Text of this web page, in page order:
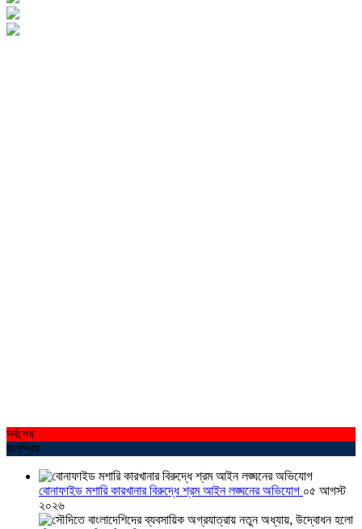
সর্বশেষ
জনপ্রিয়
বোনাফাইড মশারি কারখানার বিরুদ্ধে শ্রম আইন লঙ্ঘনের অভিযোগ ০৫ আগস্ট
২০২৬